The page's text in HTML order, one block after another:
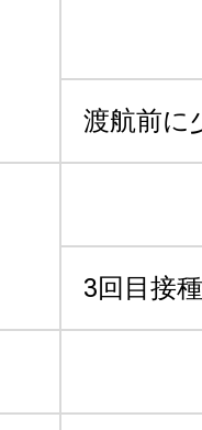
渡航前に
3回目接